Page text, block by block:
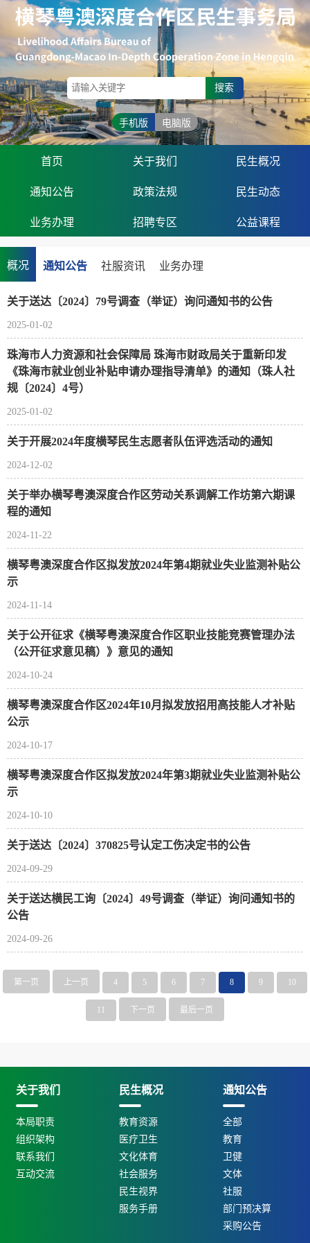
搜索
手机版 电脑版
首页 关于我们 民生概况
通知公告 政策法规 民生动态
业务办理 招聘专区 公益课程
概况 通知公告 社服资讯 业务办理
关于送达〔2024〕79号调查（举证）询问通知书的公告
2025-01-02
珠海市人力资源和社会保障局 珠海市财政局关于重新印发
《珠海市就业创业补贴申请办理指导清单》的通知（珠人社
规〔2024〕4号）
2025-01-02
关于开展2024年度横琴民生志愿者队伍评选活动的通知
2024-12-02
关于举办横琴粤澳深度合作区劳动关系调解工作坊第六期课
程的通知
2024-11-22
横琴粤澳深度合作区拟发放2024年第4期就业失业监测补贴公
示
2024-11-14
关于公开征求《横琴粤澳深度合作区职业技能竞赛管理办法
（公开征求意见稿）》意见的通知
2024-10-24
横琴粤澳深度合作区2024年10月拟发放招用高技能人才补贴
公示
2024-10-17
横琴粤澳深度合作区拟发放2024年第3期就业失业监测补贴公
示
2024-10-10
关于送达〔2024〕370825号认定工伤决定书的公告
2024-09-29
关于送达横民工询〔2024〕49号调查（举证）询问通知书的
公告
2024-09-26
第一页 上一页 4 5 6 7 8 9 10
11 下一页 最后一页
关于我们
本局职责
组织架构
联系我们
互动交流
民生概况
教育资源
医疗卫生
文化体育
社会服务
民生视界
服务手册
通知公告
全部
教育
卫健
文体
社服
部门预决算
采购公告